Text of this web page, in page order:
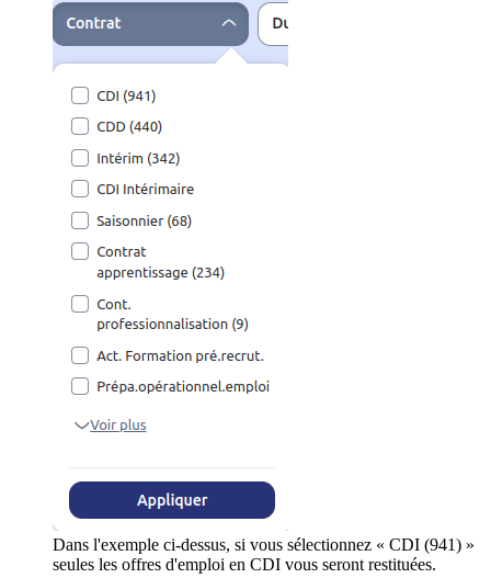
Dans l'exemple ci-dessus, si vous sélectionnez « CDI (941) »
seules les offres d'emploi en CDI vous seront restituées.